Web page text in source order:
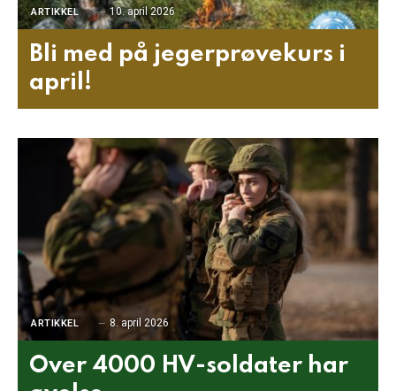
ARTIKKEL 10. april 2026
Bli med på jegerprøvekurs i
april!
ARTIKKEL 8. april 2026
Over 4000 HV-soldater har